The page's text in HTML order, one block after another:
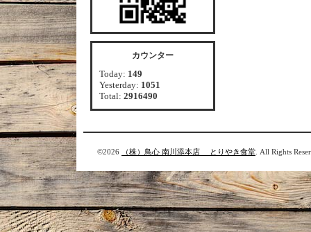
カウンター
Today: 149
Yesterday: 1051
Total: 2916490
©2026 （株）鳥心 南川添本店 とりやき食堂 . All Rights